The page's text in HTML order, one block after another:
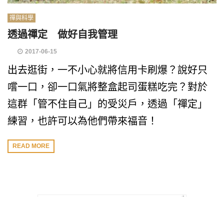
禪與科學
透過禪定 做好自我管理
2017-06-15
出去逛街，一不小心就將信用卡刷爆？說好只
嚐一口，卻一口氣將整盒起司蛋糕吃完？對於
這群「管不住自己」的受災戶，透過「禪定」
練習，也許可以為他們帶來福音！
READ MORE